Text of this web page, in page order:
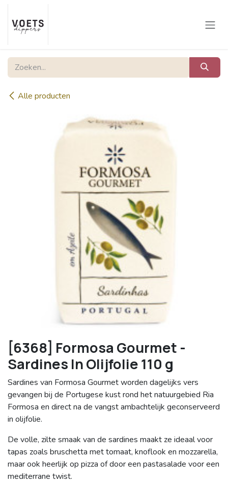
Overslaan naar inhoud
Alle producten
[6368] Formosa Gourmet -
Sardines In Olijfolie 110 g
Sardines van Formosa Gourmet worden dagelijks vers
gevangen bij de Portugese kust rond het natuurgebied Ria
Formosa en direct na de vangst ambachtelijk geconserveerd
in olijfolie.
De volle, zilte smaak van de sardines maakt ze ideaal voor
tapas zoals bruschetta met tomaat, knoflook en mozzarella,
maar ook heerlijk op pizza of door een pastasalade voor een
mediterrane twist.